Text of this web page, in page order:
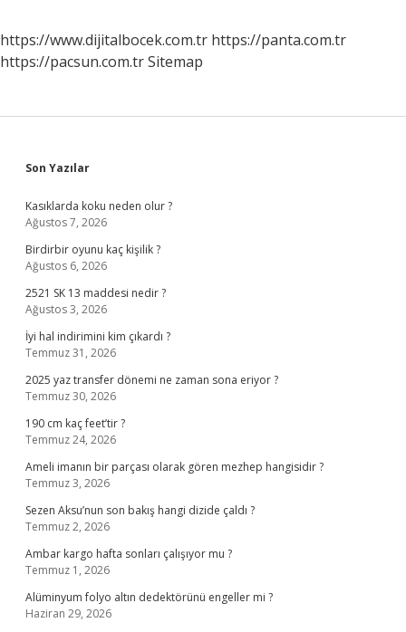
https://www.dijitalbocek.com.tr https://panta.com.tr
https://pacsun.com.trSitemap
Sidebar
Son Yazılar
Kasıklarda koku neden olur ?
Ağustos 7, 2026
Birdirbir oyunu kaç kişilik ?
Ağustos 6, 2026
2521 SK 13 maddesi nedir ?
Ağustos 3, 2026
İyi hal indirimini kim çıkardı ?
Temmuz 31, 2026
2025 yaz transfer dönemi ne zaman sona eriyor ?
Temmuz 30, 2026
190 cm kaç feet’tir ?
Temmuz 24, 2026
Ameli imanın bir parçası olarak gören mezhep hangisidir ?
Temmuz 3, 2026
Sezen Aksu’nun son bakış hangi dizide çaldı ?
Temmuz 2, 2026
Ambar kargo hafta sonları çalışıyor mu ?
Temmuz 1, 2026
Alüminyum folyo altın dedektörünü engeller mi ?
Haziran 29, 2026